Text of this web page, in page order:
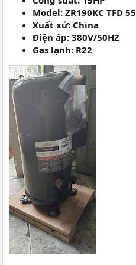
Model: ZR190KC TFD
Xuất xứ: China
Điện áp: 380V/50HZ
Gas lạnh: R22